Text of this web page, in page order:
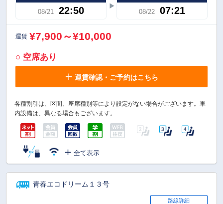
08/21 22:50 08/22 07:21
運賃 ¥7,900～¥10,000
○ 空席あり
運賃確認・ご予約はこちら
各種割引は、区間、座席種別等により設定がない場合がございます。車
内設備は、異なる場合もございます。
全て表示
青春エコドリーム１３号
路線詳細